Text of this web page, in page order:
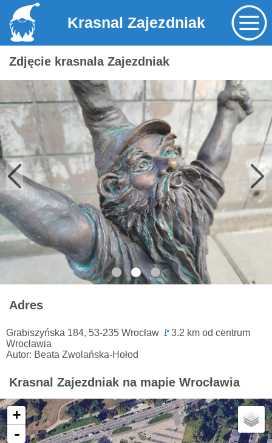
Krasnal Zajezdniak
Zdjęcie krasnala Zajezdniak
Adres
Grabiszyńska 184, 53-235 Wrocław 🚩3.2 km od centrum
Wrocławia
Autor: Beata Zwolańska-Hołod
Krasnal Zajezdniak na mapie Wrocławia
+
-